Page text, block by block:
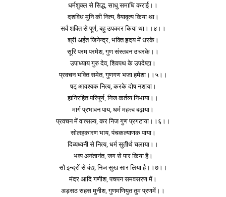
धर्मशुक्ल से सिद्ध, साधु समाधि कराई।।
दशविध मुनि की नित्य, वैयावृत्य किया था।
सर्व शक्ति से पूर्ण, बहु उपकार किया था।।४।।
श्री अर्हंत जिनेन्द्र, भक्ति हृदय में धरके।
सूरि परम परमेश, गुण संस्तवन उचरके।।
उपाध्याय गुरु देव, शिवपथ के उपदेष्टा।
प्रवचन भक्ति समेत, गुणगण भजा हमेशा।।५।।
षट् आवश्यक नित्य, करके दोष नशाया।
हानिरहित परिपूर्ण, निज कर्तव्य निभाया।।
मार्ग प्रभावन पाय, धर्म महत्त्व बढ़ाया।
प्रवचन में वात्सल्य, कर निज गुण प्रगटाया।।६।।
सोलहकारण भाय, पंचकल्याणक पाया।
दिव्यध्वनी से नित्य, धर्म सुतीर्थ चलाया।।
भव्य अनंतानंत, जग से पार किया है।
सौ इन्द्रोें से वंद्य, निज सुख सार लिया है।।७।।
मंदर आदि गणीश, पचपन समवसरण में।
अड़सठ सहस मुनीश, गुणमणियुत तुम प्रणमें।।